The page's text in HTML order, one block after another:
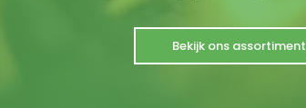
Bekijk ons assortiment